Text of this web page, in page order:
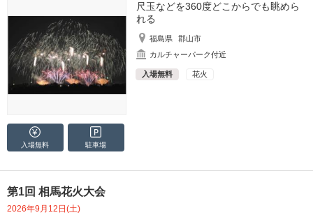
尺玉などを360度どこからでも眺めら
れる
福島県
郡山市
カルチャーパーク付近
入場無料 花火
入場無料 駐車場
第1回 相馬花火大会
2026年9月12日(土)